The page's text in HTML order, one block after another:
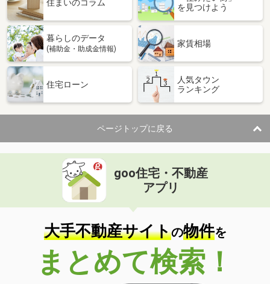
住まいのコラム
を見つけよう
暮らしのデータ
(補助金・助成金情報)
家賃相場
住宅ローン
人気タウン
ランキング
ページトップに戻る
goo住宅・不動産
アプリ
大手不動産サイトの物件を
まとめて検索！